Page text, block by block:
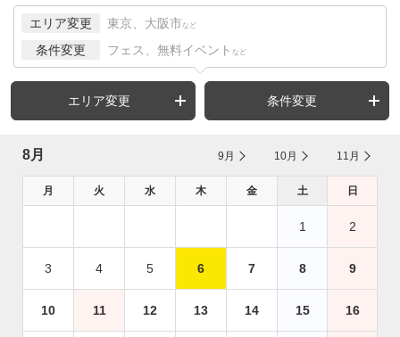
エリア変更 東京、大阪市 など
条件変更 フェス、無料イベント など
エリア変更 条件変更
8月 9月 10月 11月
月 火 水 木 金 土 日
1 2
3 4 5 6 7 8 9
10 11 12 13 14 15 16